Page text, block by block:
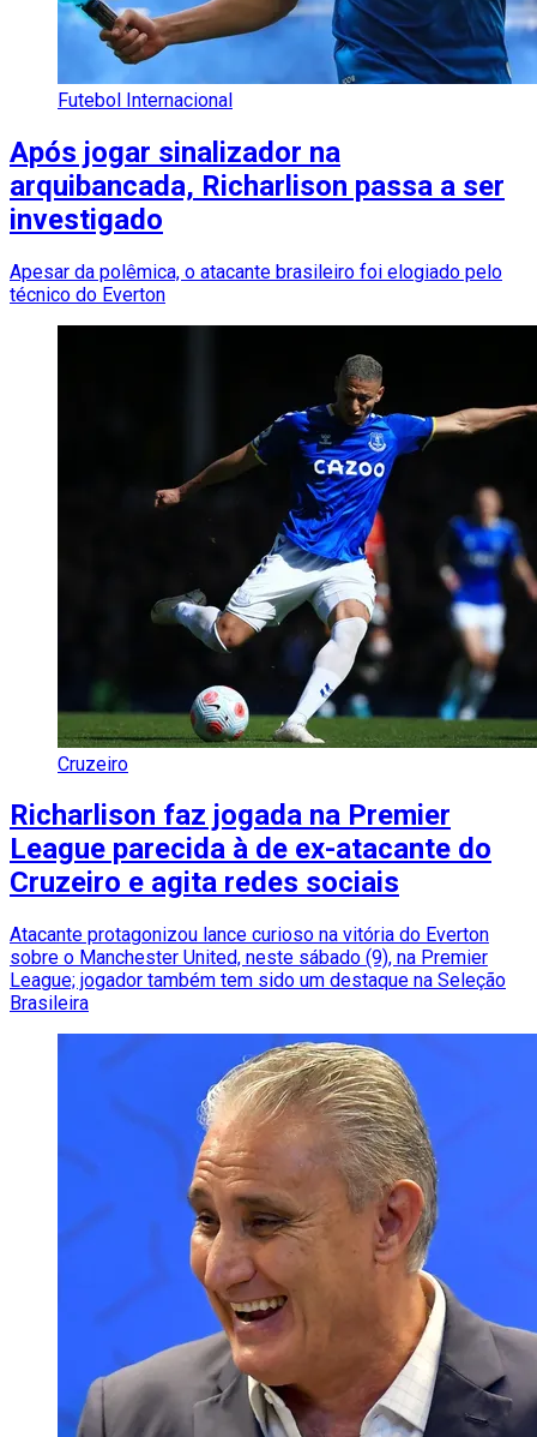
Futebol Internacional
Após jogar sinalizador na
arquibancada, Richarlison passa a ser
investigado
Apesar da polêmica, o atacante brasileiro foi elogiado pelo
técnico do Everton
Cruzeiro
Richarlison faz jogada na Premier
League parecida à de ex-atacante do
Cruzeiro e agita redes sociais
Atacante protagonizou lance curioso na vitória do Everton
sobre o Manchester United, neste sábado (9), na Premier
League; jogador também tem sido um destaque na Seleção
Brasileira